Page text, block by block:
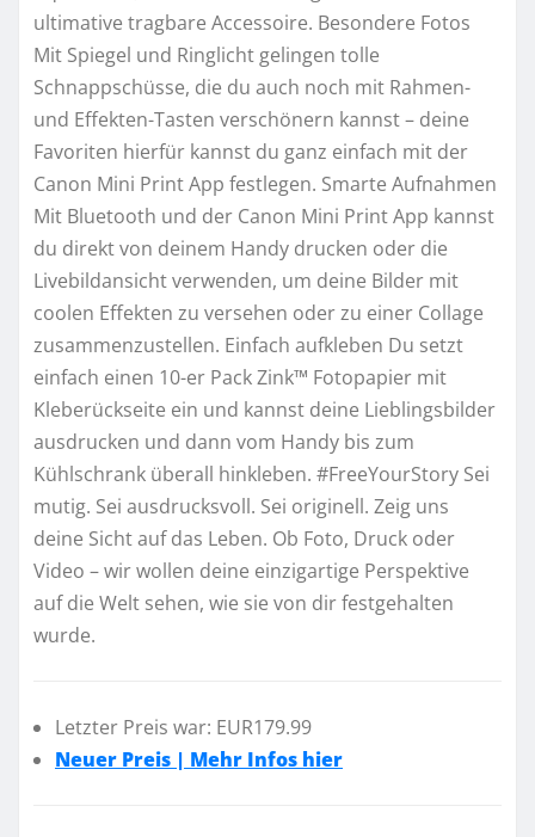
ultimative tragbare Accessoire. Besondere Fotos
Mit Spiegel und Ringlicht gelingen tolle
Schnappschüsse, die du auch noch mit Rahmen-
und Effekten-Tasten verschönern kannst – deine
Favoriten hierfür kannst du ganz einfach mit der
Canon Mini Print App festlegen. Smarte Aufnahmen
Mit Bluetooth und der Canon Mini Print App kannst
du direkt von deinem Handy drucken oder die
Livebildansicht verwenden, um deine Bilder mit
coolen Effekten zu versehen oder zu einer Collage
zusammenzustellen. Einfach aufkleben Du setzt
einfach einen 10-er Pack Zink™ Fotopapier mit
Kleberückseite ein und kannst deine Lieblingsbilder
ausdrucken und dann vom Handy bis zum
Kühlschrank überall hinkleben. #FreeYourStory Sei
mutig. Sei ausdrucksvoll. Sei originell. Zeig uns
deine Sicht auf das Leben. Ob Foto, Druck oder
Video – wir wollen deine einzigartige Perspektive
auf die Welt sehen, wie sie von dir festgehalten
wurde.
Letzter Preis war: EUR179.99
Neuer Preis | Mehr Infos hier